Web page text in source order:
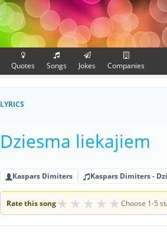
Quotes Songs Jokes Companies
LYRICS
Dziesma liekajiem
Kaspars Dimiters Kaspars Dimiters -
Rate this song★ ★ ★ ★ ★ Choose 1-5